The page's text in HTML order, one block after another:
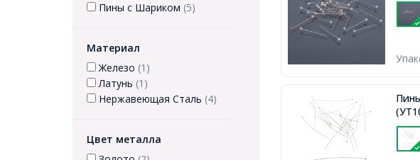
Пины с Шариком (5)
Материал
Железо (1)
Латунь (1)
Нержавеющая Сталь (4)
Цвет металла